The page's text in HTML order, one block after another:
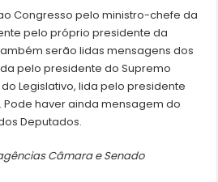
Congresso pelo ministro-chefe da
pelo próprio presidente da
serão lidas mensagens dos
pelo presidente do Supremo
do Legislativo, lida pelo presidente
haver ainda mensagem do
Deputados.
Câmara e Senado